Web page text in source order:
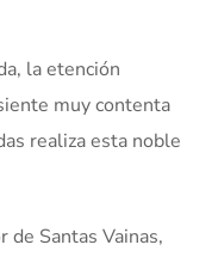
la etención
muy contenta
realiza esta noble
de Santas Vainas,